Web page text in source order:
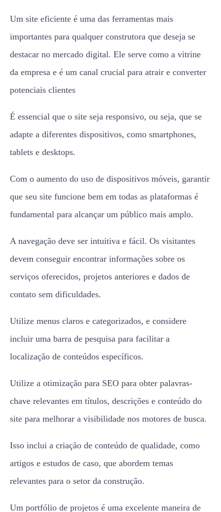
Um site eficiente é uma das ferramentas mais
importantes para qualquer construtora que deseja se
destacar no mercado digital. Ele serve como a vitrine
da empresa e é um canal crucial para atrair e converter
potenciais clientes
É essencial que o site seja responsivo, ou seja, que se
adapte a diferentes dispositivos, como smartphones,
tablets e desktops.
Com o aumento do uso de dispositivos móveis, garantir
que seu site funcione bem em todas as plataformas é
fundamental para alcançar um público mais amplo.
A navegação deve ser intuitiva e fácil. Os visitantes
devem conseguir encontrar informações sobre os
serviços oferecidos, projetos anteriores e dados de
contato sem dificuldades.
Utilize menus claros e categorizados, e considere
incluir uma barra de pesquisa para facilitar a
localização de conteúdos específicos.
Utilize a otimização para SEO para obter palavras-
chave relevantes em títulos, descrições e conteúdo do
site para melhorar a visibilidade nos motores de busca.
Isso inclui a criação de conteúdo de qualidade, como
artigos e estudos de caso, que abordem temas
relevantes para o setor da construção.
Um portfólio de projetos é uma excelente maneira de